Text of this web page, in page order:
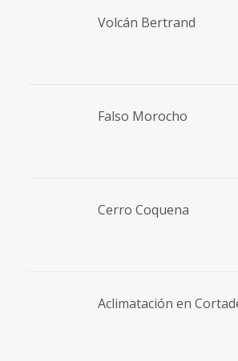
Volcán Bertrand
Falso Morocho
Cerro Coquena
Aclimatación en